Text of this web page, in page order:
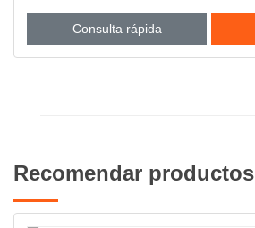
Consulta rápida
Recomendar productos